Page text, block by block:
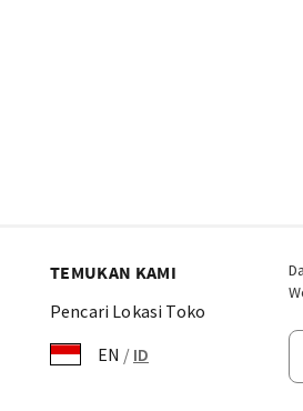
TEMUKAN KAMI
Pencari Lokasi Toko
EN / ID